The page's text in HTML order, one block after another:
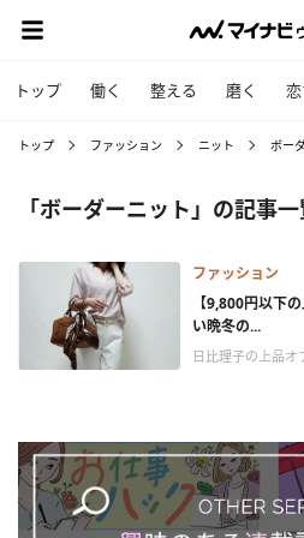
トップ 働く 整える 磨く
トップ ファッション ニット ボー
「ボーダーニット」の記事
ファッション
【9,800円以下
い晩冬の...
日比理子の上品オ